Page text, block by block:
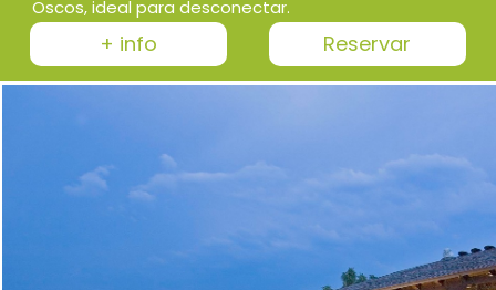
Oscos, ideal para desconectar.
+ info Reservar